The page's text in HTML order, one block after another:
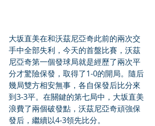
大坂直美在和沃茲尼亞奇此前的兩次交
手中全部失利，今天的首盤比賽，沃茲
尼亞奇第一個發球局就是經歷了兩次平
分才驚險保發，取得了1-0的開局。隨后
幾局雙方相安無事，各自保發后比分來
到3-3平。在關鍵的第七局中，大坂直美
浪費了兩個破發點，沃茲尼亞奇頑強保
發后，繼續以4-3領先比分。